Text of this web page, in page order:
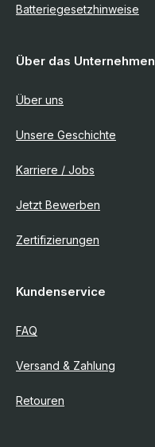
Batteriegesetzhinweise
Über das Unternehmen
Über uns
Unsere Geschichte
Karriere / Jobs
Jetzt Bewerben
Zertifizierungen
Kundenservice
FAQ
Versand & Zahlung
Retouren